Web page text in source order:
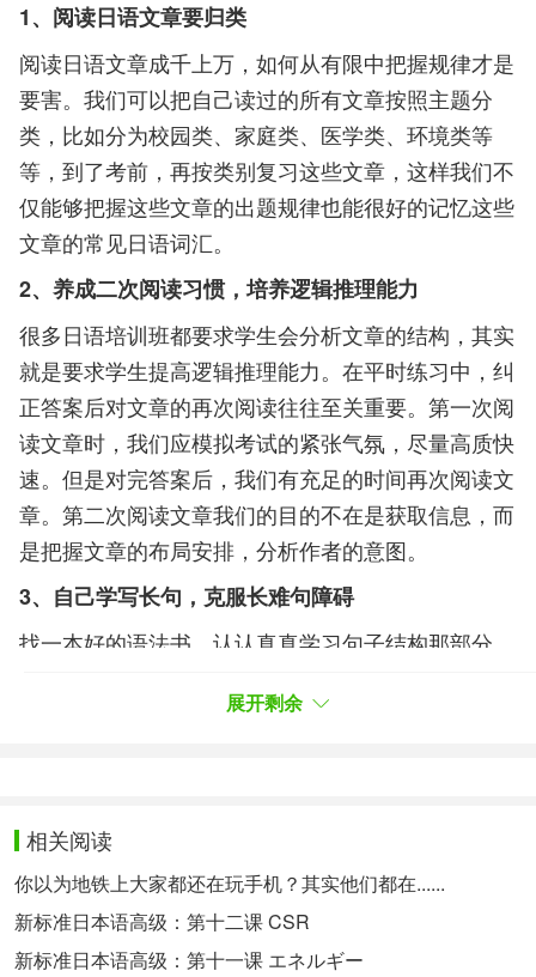
1、阅读日语文章要归类
阅读日语文章成千上万，如何从有限中把握规律才是
要害。我们可以把自己读过的所有文章按照主题分
类，比如分为校园类、家庭类、医学类、环境类等
等，到了考前，再按类别复习这些文章，这样我们不
仅能够把握这些文章的出题规律也能很好的记忆这些
文章的常见日语词汇。
2、养成二次阅读习惯，培养逻辑推理能力
很多日语培训班都要求学生会分析文章的结构，其实
就是要求学生提高逻辑推理能力。在平时练习中，纠
正答案后对文章的再次阅读往往至关重要。第一次阅
读文章时，我们应模拟考试的紧张气氛，尽量高质快
速。但是对完答案后，我们有充足的时间再次阅读文
章。第二次阅读文章我们的目的不在是获取信息，而
是把握文章的布局安排，分析作者的意图。
3、自己学写长句，克服长难句障碍
找一本好的语法书，认认真真学习句子结构那部分。
过多。我们一开始应当学会如何写出简单的基本句
种从句、非谓语形式，来获得句子主干。
特别提醒：如果大家想要了解更多英语方面知识，或
者想要深入学习英语的，可以扫以下二维码，定制沪
展开剩余
相关阅读
你以为地铁上大家都还在玩手机？其实他们都在......
新标准日本语高级：第十二课 CSR
新标准日本语高级：第十一课 エネルギー